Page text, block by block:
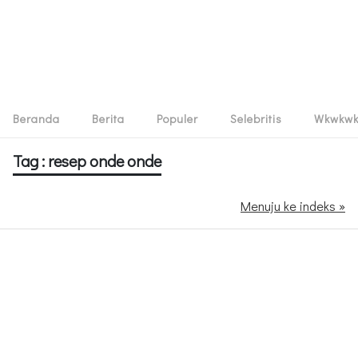
Beranda Berita Populer Selebritis Wkwkwk
Tag : resep onde onde
Menuju ke indeks »